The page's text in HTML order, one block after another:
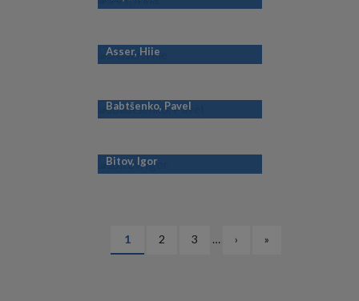
Asser, Hiie
Babtšenko, Pavel
Bitov, Igor
Текущая
страница
1 Страница
2 Страница
3 …
Следующая
›
Последняя
»